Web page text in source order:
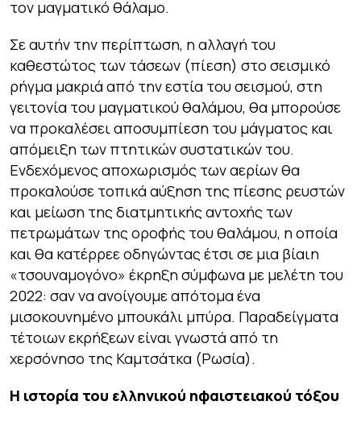
τον μαγματικό θάλαμο.
Σε αυτήν την περίπτωση, η αλλαγή του
καθεστώτος των τάσεων (πίεση) στο σεισμικό
ρήγμα μακριά από την εστία του σεισμού, στη
γειτονία του μαγματικού θαλάμου, θα μπορούσε
να προκαλέσει αποσυμπίεση του μάγματος και
απόμειξη των πτητικών συστατικών του.
Ενδεχόμενος αποχωρισμός των αερίων θα
προκαλούσε τοπικά αύξηση της πίεσης ρευστών
και μείωση της διατμητικής αντοχής των
πετρωμάτων της οροφής του θαλάμου, η οποία
και θα κατέρρεε οδηγώντας έτσι σε μια βίαιη
«τσουναμογόνο» έκρηξη σύμφωνα με μελέτη του
2022: σαν να ανοίγουμε απότομα ένα
μισοκουνημένο μπουκάλι μπύρα. Παραδείγματα
τέτοιων εκρήξεων είναι γνωστά από τη
χερσόνησο της Καμτσάτκα (Ρωσία).
Η ιστορία του ελληνικού ηφαιστειακού τόξου